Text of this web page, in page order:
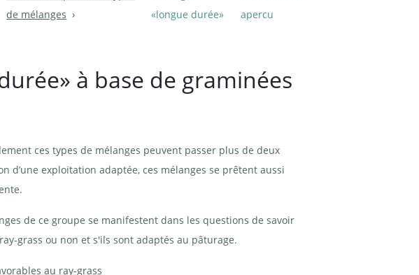
de mélanges
«longue durée»
apercu
à base de graminées
ces types de mélanges peuvent passer plus de deux
d’une exploitation adaptée, ces mélanges se prêtent aussi
de ce groupe se manifestent dans les questions de savoir
grass ou non et s'ils sont adaptés au pâturage.
au ray-grass